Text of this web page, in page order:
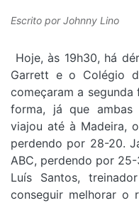
Escrito porJohnny Lino
Hoje, às 19h30, há
Garrett e o Colégio
começaram a
forma, já que ambas
viajou até à Madeira,
perdendo por 28-20.
ABC, perdendo por 25-
Luís Santos,
conseguir melhorar o